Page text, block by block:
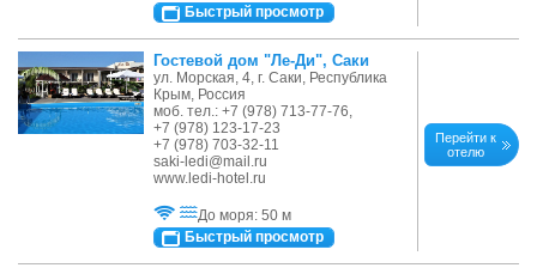
Быстрый просмотр
Гостевой дом "Ле-Ди", Саки
ул. Морская, 4, г. Саки, Республика
Крым, Россия
моб. тел.: +7 (978) 713-77-76,
+7 (978) 123-17-23
+7 (978) 703-32-11
saki-ledi@mail.ru
www.ledi-hotel.ru
До моря: 50 м
Быстрый просмотр
Перейти к
отелю